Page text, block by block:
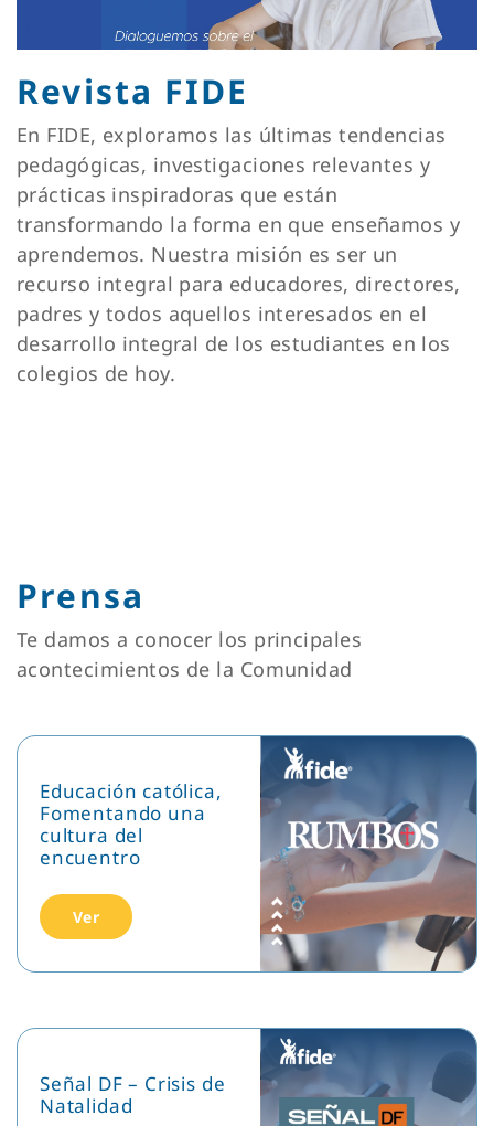
Revista FIDE
En FIDE, exploramos las últimas tendencias
pedagógicas, investigaciones relevantes y
prácticas inspiradoras que están
transformando la forma en que enseñamos y
aprendemos. Nuestra misión es ser un
recurso integral para educadores, directores,
padres y todos aquellos interesados en el
desarrollo integral de los estudiantes en los
colegios de hoy.
Prensa
Te damos a conocer los principales
acontecimientos de la Comunidad
Educación católica,
Fomentando una
cultura del
encuentro
Ver
Señal DF – Crisis de
Natalidad